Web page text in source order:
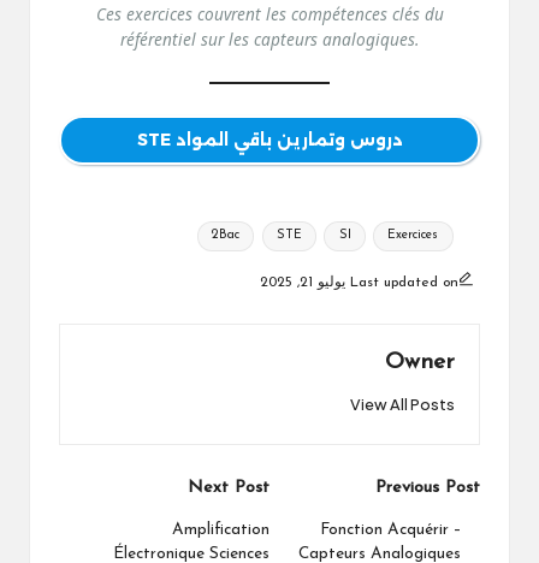
Ces exercices couvrent les compétences clés du
référentiel sur les capteurs analogiques.
دروس وتمارين باقي المواد STE
Tags:
2Bac STE SI Exercices
Last updated on يوليو 21, 2025
Owner
View All Posts
Post
navigation
Previous Post
Fonction Acquérir –
Capteurs Analogiques
Next Post
Amplification
Électronique Sciences